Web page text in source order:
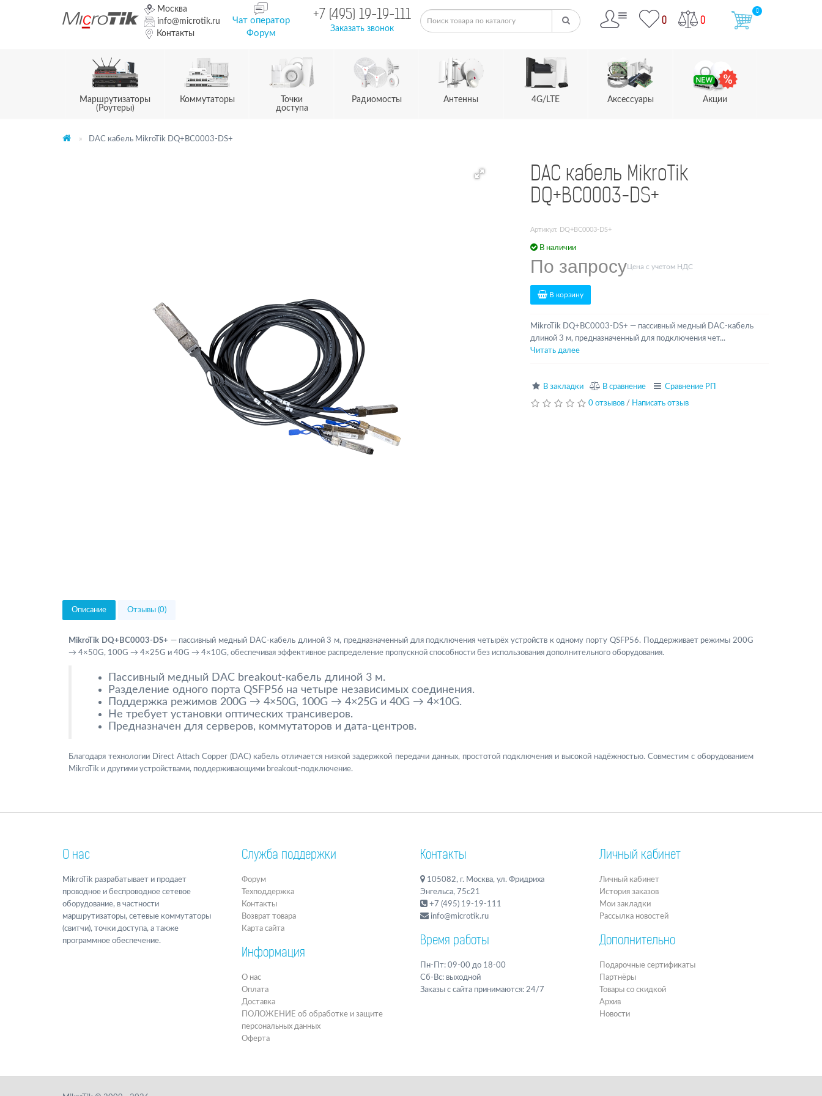
Москва
info@microtik.ru
Контакты
Чат оператор
Форум
+7 (495) 19-19-111
Заказать звонок
0 0
0
Маршрутизаторы
(Роутеры)
Коммутаторы
Точки
доступа
Радиомосты Антенны 4G/LTE Аксессуары Акции
DAC кабель MikroTik DQ+BC0003-DS+
DAC кабель MikroTik
DQ+BC0003-DS+
Артикул: DQ+BC0003-DS+
В наличии
По запросуЦена с учетом НДС
В корзину
MikroTik DQ+BC0003-DS+ — пассивный медный DAC-кабель
длиной 3 м, предназначенный для подключения чет...
Читать далее
В закладки В сравнение Сравнение РП
0 отзывов / Написать отзыв
Описание Отзывы (0)
MikroTik DQ+BC0003-DS+ — пассивный медный DAC-кабель длиной 3 м, предназначенный для подключения четырёх устройств к одному порту QSFP56. Поддерживает режимы 200G
→ 4×50G, 100G → 4×25G и 40G → 4×10G, обеспечивая эффективное распределение пропускной способности без использования дополнительного оборудования.
Пассивный медный DAC breakout-кабель длиной 3 м.
Разделение одного порта QSFP56 на четыре независимых соединения.
Поддержка режимов 200G → 4×50G, 100G → 4×25G и 40G → 4×10G.
Не требует установки оптических трансиверов.
Предназначен для серверов, коммутаторов и дата-центров.
Благодаря технологии Direct Attach Copper (DAC) кабель отличается низкой задержкой передачи данных, простотой подключения и высокой надёжностью. Совместим с оборудованием
MikroTik и другими устройствами, поддерживающими breakout-подключение.
О нас
MikroTik разрабатывает и продает
проводное и беспроводное сетевое
оборудование, в частности
маршрутизаторы, сетевые коммутаторы
(свитчи), точки доступа, а также
программное обеспечение.
Служба поддержки
Форум
Техподдержка
Контакты
Возврат товара
Карта сайта
Информация
О нас
Оплата
Доставка
ПОЛОЖЕНИЕ об обработке и защите
персональных данных
Оферта
Контакты
105082, г. Москва, ул. Фридриха
Энгельса, 75с21
+7 (495) 19-19-111
info@microtik.ru
Время работы
Пн-Пт: 09-00 до 18-00
Сб-Вс: выходной
Заказы с сайта принимаются: 24/7
Личный кабинет
Личный кабинет
История заказов
Мои закладки
Рассылка новостей
Дополнительно
Подарочные сертификаты
Партнёры
Товары со скидкой
Архив
Новости